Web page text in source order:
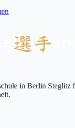
in Berlin Steglitz